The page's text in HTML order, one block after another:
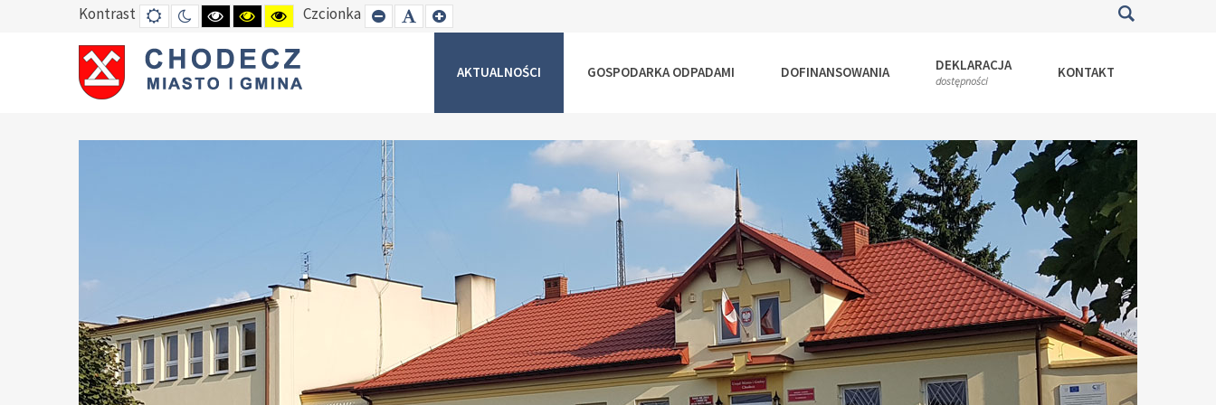
Kontrast DEFAULT
MODE
TRYB
NOCNY
HIGH
CONTRAST
BLACK
WHITE
MODE
HIGH
CONTRAST
BLACK
YELLOW
MODE
HIGH
CONTRAST
YELLOW
BLACK
MODE
Czcionka SET
SMALLER
SET
DEFAULT
SET
LARGER
AKTUALNOŚCI GOSPODARKA ODPADAMI DOFINANSOWANIA DEKLARACJA
dostępności KONTAKT